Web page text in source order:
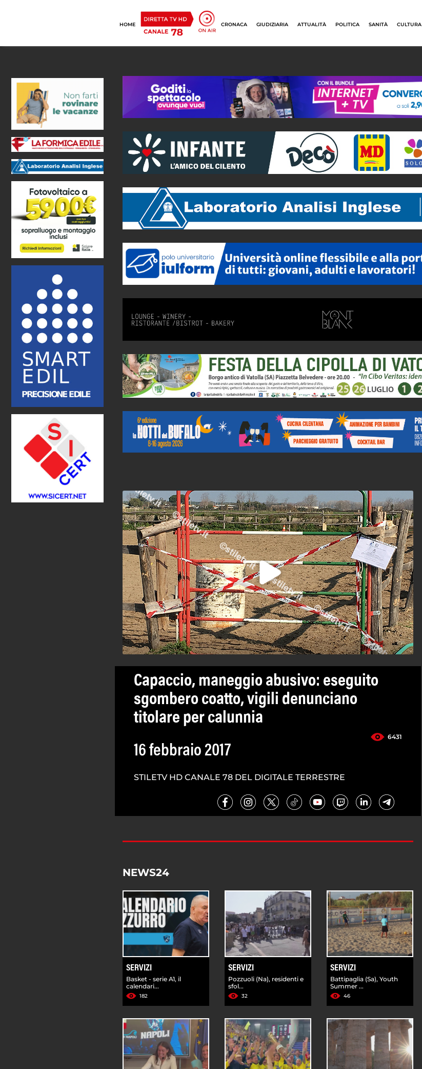
HOME CRONACA GIUDIZIARIA ATTUALITÀ POLITICA SANITÀ CULTURA
Capaccio, maneggio abusivo: eseguito
sgombero coatto, vigili denunciano
titolare per calunnia
6431
16 febbraio 2017
STILETV HD CANALE 78 DEL DIGITALE TERRESTRE
NEWS24
SERVIZI
Basket - serie A1, il
calendari...
182
SERVIZI
Pozzuoli (Na), residenti e
sfol...
32
SERVIZI
Battipaglia (Sa), Youth
Summer ...
46